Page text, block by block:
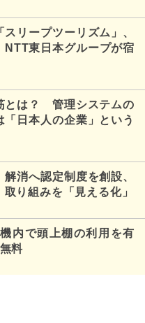
リープツーリズム」、
NTT東日本グループが宿
とは？ 管理システムの
日本人の企業」という
消へ認定制度を創設、
り組みを「見える化」
内で頭上棚の利用を有
料